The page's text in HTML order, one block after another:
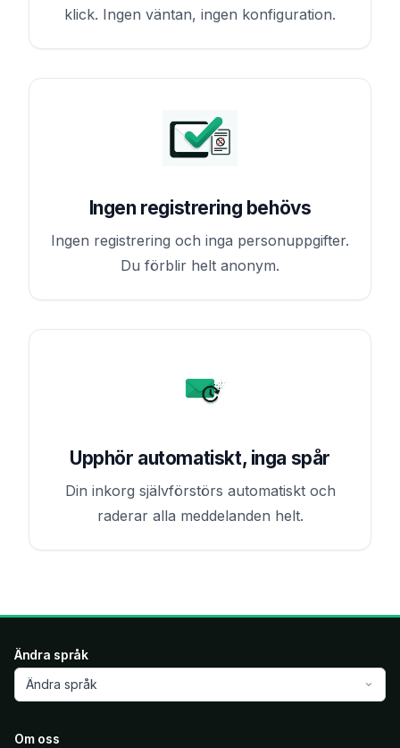
klick. Ingen väntan, ingen konfiguration.
Ingen registrering behövs
Ingen registrering och inga personuppgifter.
Du förblir helt anonym.
Upphör automatiskt, inga spår
Din inkorg självförstörs automatiskt och
raderar alla meddelanden helt.
Ändra språk
Ändra språk
Om oss